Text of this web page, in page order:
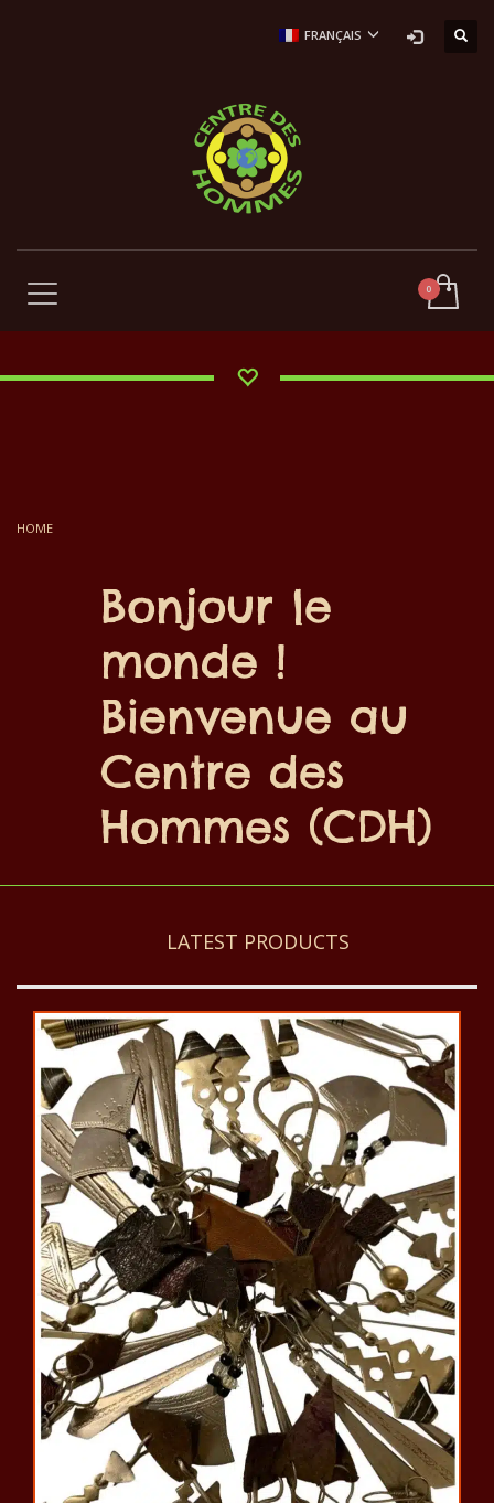
FRANÇAIS
HOME
Bonjour le
monde !
Bienvenue au
Centre des
Hommes (CDH)
LATEST PRODUCTS